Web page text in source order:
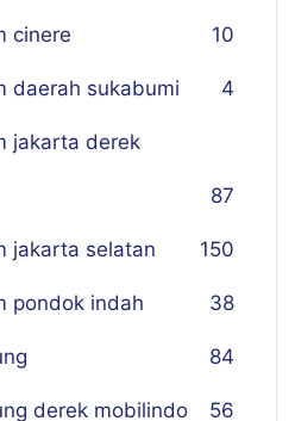
cinere 10
daerah sukabumi 4
jakarta derek
87
jakarta selatan 150
pondok indah 38
84
derek mobilindo 56